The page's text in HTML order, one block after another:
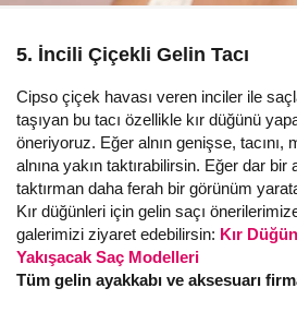
5. İncili Çiçekli Gelin Tacı
Cipso çiçek havası veren inciler ile
taşıyan bu tacı özellikle kır düğünü
öneriyoruz. Eğer alnın genişse, tacını,
alnına yakın taktırabilirsin. Eğer dar bir
taktırman daha ferah bir görünüm
Kır düğünleri için gelin saçı
galerimizi ziyaret edebilirsin: Kır
Yakışacak Saç Modelleri
Tüm gelin ayakkabı ve aksesuarı